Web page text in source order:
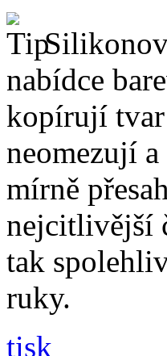
nabídce
kopírují
neomezují
mírně
nejcitlivější
tak
ruky.
tisk